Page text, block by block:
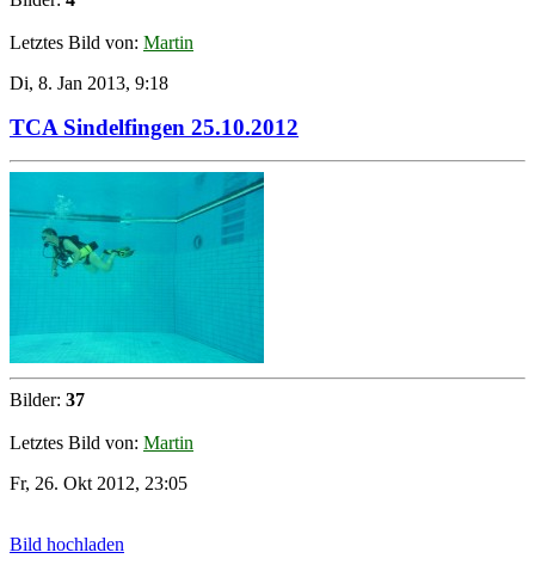
Letztes Bild von: Martin
Di, 8. Jan 2013, 9:18
TCA Sindelfingen 25.10.2012
Bilder: 37
Letztes Bild von: Martin
Fr, 26. Okt 2012, 23:05
Bild hochladen